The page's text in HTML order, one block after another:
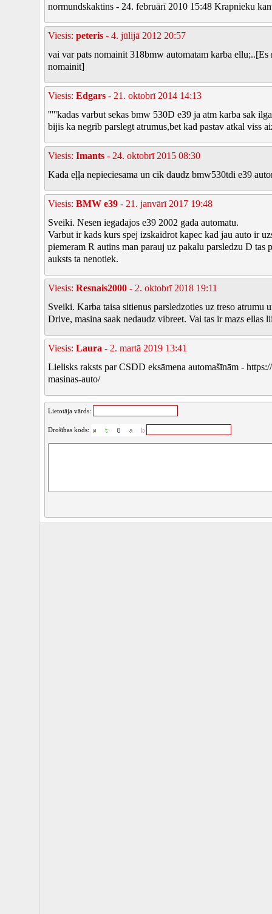
normundskaktins - 24. februārī 2010 15:48 Krapnieku
Viesis: peteris - 4. jūlijā 2012 20:57
vai var pats nomainit 318bmw automatam karba ellu;..[Es
nomainit]
Viesis: Edgars - 21. oktobrī 2014 14:13
'''''kadas varbut sekas bmw 530D e39 ja atm karba sak
bijis ka negrib parslegt atrumus,bet kad pastav atkal viss
Viesis: Imants - 24. oktobrī 2015 08:30
Kada eļļa nepieciesama un cik daudz bmw530tdi e39
Viesis: BMW e39 - 21. janvārī 2017 19:48
Sveiki. Nesen iegadajos e39 2002 gada automatu.
Varbut ir kads kurs spej izskaidrot kapec kad jau auto ir
piemeram R autins man parauj uz pakalu parsledzu D tas
auksts ta nenotiek.
Viesis: Resnais2000 - 2. oktobrī 2018 19:11
Sveiki. Karba taisa sitienus parsledzoties uz treso atrumu
Drive, masina saak nedaudz vibreet. Vai tas ir mazs ellas
Viesis: Laura - 2. martā 2019 13:41
Lielisks raksts par CSDD eksāmena automašīnām -
masinas-auto/
Lietotāja vārds:
Drošības kods: